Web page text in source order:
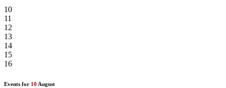
10
11
12
13
14
15
16
Events for 10 August